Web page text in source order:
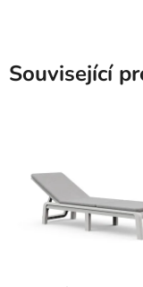
Související